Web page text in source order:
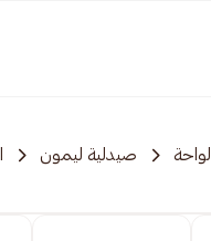
الواحة صيدلية ليمون